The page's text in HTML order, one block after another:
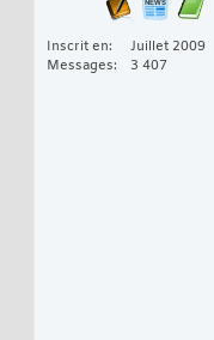
Inscrit en
Juillet 2009
Messages
3 407